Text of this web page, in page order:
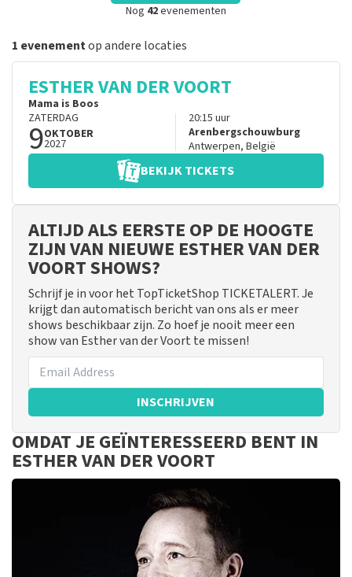
Nog 42evenementen
1 evenementop andere locaties
ESTHER VAN DER VOORT
Mama is Boos
ZATERDAG
9OKTOBER
2027
20:15 uur
Arenbergschouwburg
Antwerpen, België
BEKIJK TICKETS
ALTIJD ALS EERSTE OP DE HOOGTE
ZIJN VAN NIEUWE ESTHER VAN DER
VOORT SHOWS?
Schrijf je in voor het TopTicketShop TICKETALERT. Je
krijgt dan automatisch bericht van ons als er meer
shows beschikbaar zijn. Zo hoef je nooit meer een
show van Esther van der Voort te missen!
INSCHRIJVEN
OMDAT JE GEÏNTERESSEERD BENT IN
ESTHER VAN DER VOORT